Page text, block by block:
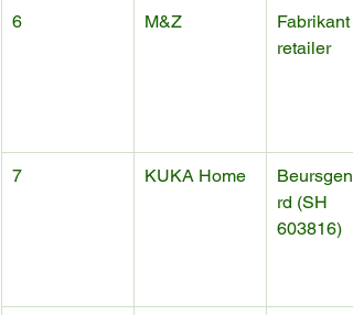
6 M&Z
Fabrikant
retailer
7 KUKA Home
rd (SH
603816)